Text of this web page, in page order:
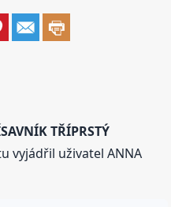
TŘÍPRSTÝ
vyjádřil uživatel ANNA